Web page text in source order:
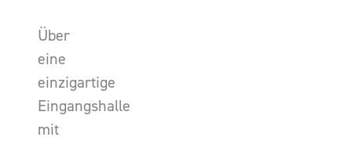
Über
eine
einzigartige
Eingangshalle
mit